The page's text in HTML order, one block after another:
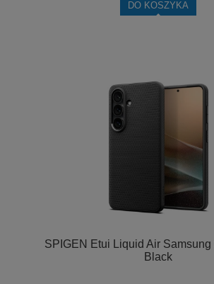
DO KOSZYKA
SPIGEN Etui Liquid Air
Black